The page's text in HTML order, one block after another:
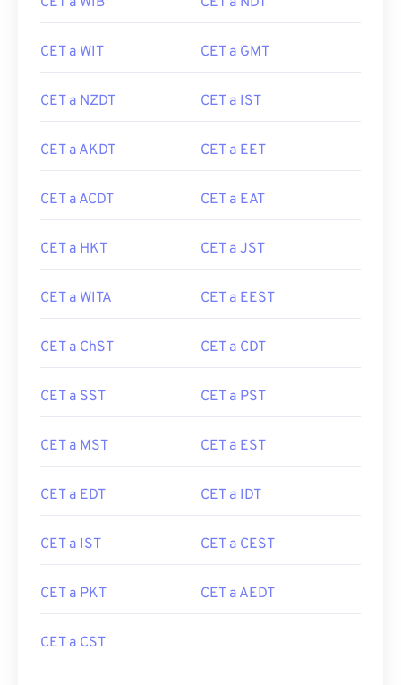
CET a WIT CET a GMT
CET a NZDT CET a IST
CET a AKDT CET a EET
CET a ACDT CET a EAT
CET a HKT CET a JST
CET a WITA CET a EEST
CET a ChST CET a CDT
CET a SST CET a PST
CET a MST CET a EST
CET a EDT CET a IDT
CET a IST CET a CEST
CET a PKT CET a AEDT
CET a CST